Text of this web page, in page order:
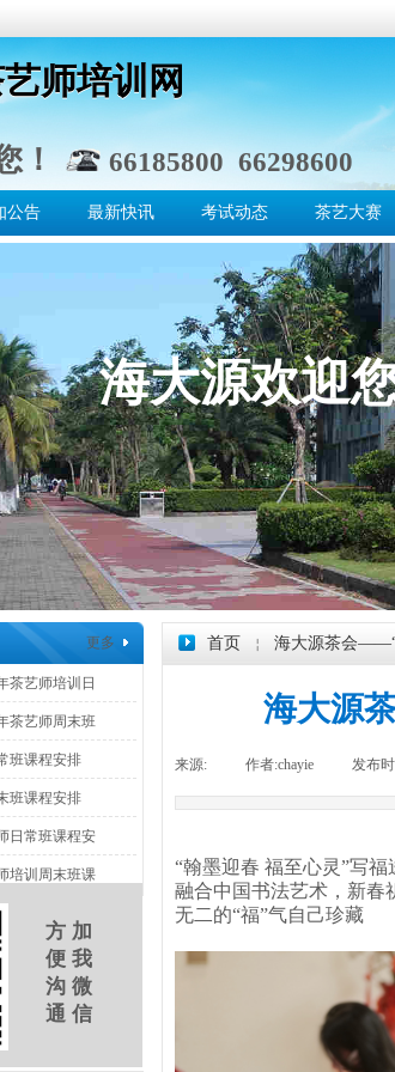
公告 最新快讯 考试动态 茶艺大赛
师培训网
师培训网
！
66185800 66298600
海大源欢迎
更多 首页 ￤ 海大源茶会——“
海大源
来源: 作者:chayie 发布
“翰墨迎春 福至心灵”写福
融合中国书法艺术，新春
无二的“福”气自己珍藏
茶艺师培训日
茶艺师周末班
班课程安排
班课程安排
日常班课程安
培训周末班课
方 加
便 我
沟 微
通 信